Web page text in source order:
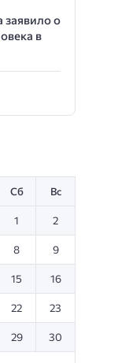
о
в
Сб Вс
1 2
8 9
15 16
22 23
29 30